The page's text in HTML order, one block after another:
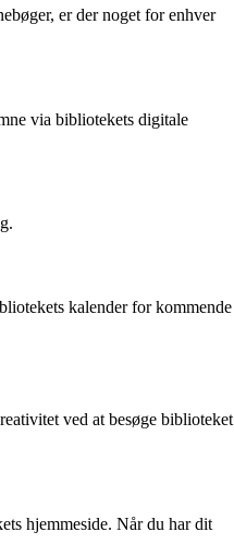
er der noget for enhver
via bibliotekets digitale
kalender for kommende
ved at besøge biblioteket
hjemmeside. Når du har dit